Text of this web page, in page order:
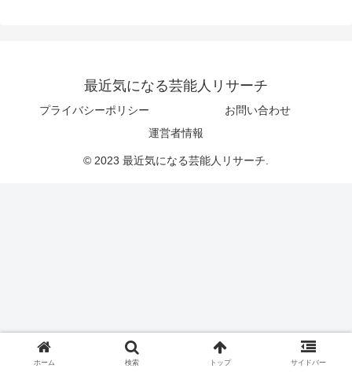
最近気になる芸能人リサーチ
プライバシーポリシー
お問い合わせ
運営者情報
© 2023 最近気になる芸能人リサーチ.
ホーム 検索 トップ サイドバー